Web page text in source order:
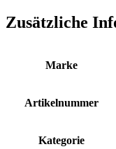
Zusätzliche
Marke
Artikelnummer
Kategorie